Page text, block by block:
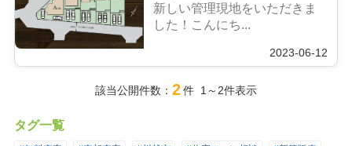
新しい管理現地をいただきま
した！こんにち...
2023-06-12
該当公開件数： 2件 1～2件表示
タグ一覧